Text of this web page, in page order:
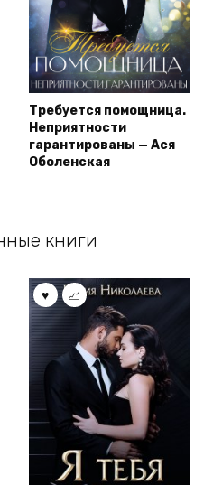
Требуется помощница.
Неприятности
гарантированы — Ася
Оболенская
книги